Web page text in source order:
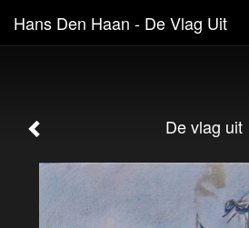
Hans Den Haan - De Vlag Uit
De vlag uit